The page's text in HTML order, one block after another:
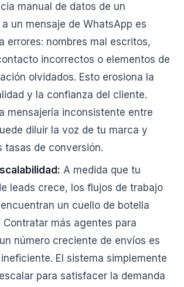
manual de datos de un
un mensaje de WhatsApp es
errores: nombres mal escritos,
incorrectos o elementos de
olvidados. Esto erosiona la
y la confianza del cliente.
mensajería inconsistente entre
diluir la voz de tu marca y
tasas de conversión.
A medida que tu
leads crece, los flujos de trabajo
un cuello de botella
Contratar más agentes para
número creciente de envíos es
El sistema simplemente
para satisfacer la demanda